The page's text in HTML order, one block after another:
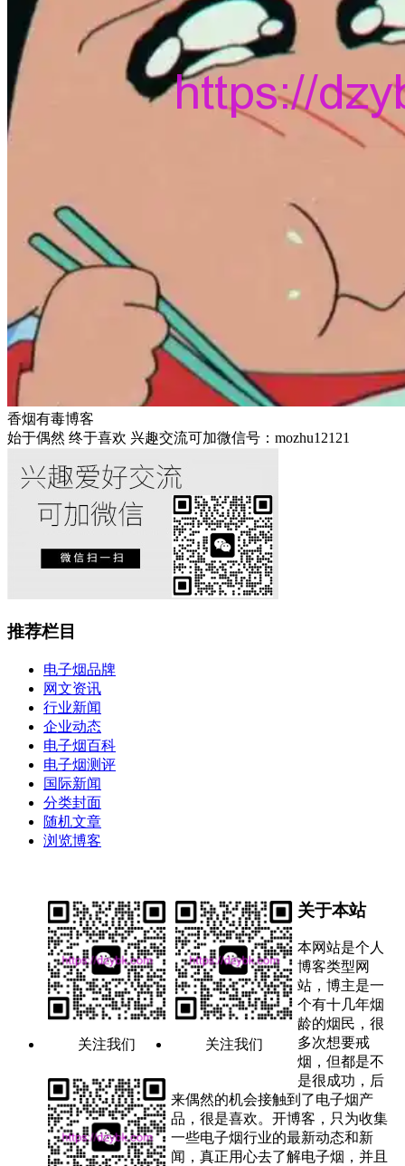
香烟有毒博客
始于偶然 终于喜欢 兴趣交流可加微信号：mozhu12121
推荐栏目
电子烟品牌
网文资讯
行业新闻
企业动态
电子烟百科
电子烟测评
国际新闻
分类封面
随机文章
浏览博客
关注我们 关注我们
关于本站
本网站是个人
博客类型网
站，博主是一
个有十几年烟
龄的烟民，很
多次想要戒
烟，但都是不
是很成功，后
来偶然的机会接触到了电子烟产
品，很是喜欢。开博客，只为收集
一些电子烟行业的最新动态和新
闻，真正用心去了解电子烟，并且